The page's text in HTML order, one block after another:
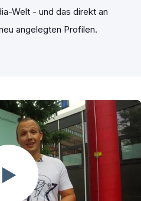
Welt - und das direkt an
angelegten Profilen.